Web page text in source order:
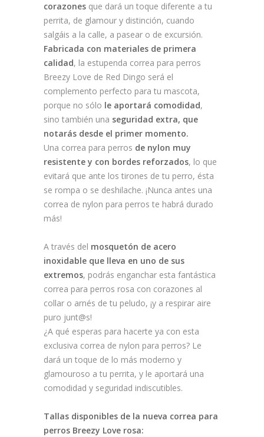
corazones que dará un toque diferente a tu
perrita, de glamour y distinción, cuando
salgáis a la calle, a pasear o de excursión.
Fabricada con materiales de primera
calidad, la estupenda correa para perros
Breezy Love de Red Dingo será el
complemento perfecto para tu mascota,
porque no sólo le aportará comodidad,
sino también una seguridad extra, que
notarás desde el primer momento.
Una correa para perros de nylon muy
resistente y con bordes reforzados, lo que
evitará que ante los tirones de tu perro, ésta
se rompa o se deshilache. ¡Nunca antes una
correa de nylon para perros te habrá durado
más!
A través del mosquetón de acero
inoxidable que lleva en uno de sus
extremos, podrás enganchar esta fantástica
correa para perros rosa con corazones al
collar o arnés de tu peludo, ¡y a respirar aire
puro junt@s!
¿A qué esperas para hacerte ya con esta
exclusiva correa de nylon para perros? Le
dará un toque de lo más moderno y
glamouroso a tu perrita, y le aportará una
comodidad y seguridad indiscutibles.
Tallas disponibles de la nueva correa para
perros Breezy Love rosa: